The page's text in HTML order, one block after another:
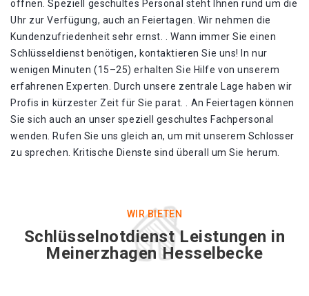
öffnen. Speziell geschultes Personal steht Ihnen rund um die
Uhr zur Verfügung, auch an Feiertagen. Wir nehmen die
Kundenzufriedenheit sehr ernst. . Wann immer Sie einen
Schlüsseldienst benötigen, kontaktieren Sie uns! In nur
wenigen Minuten (15–25) erhalten Sie Hilfe von unserem
erfahrenen Experten. Durch unsere zentrale Lage haben wir
Profis in kürzester Zeit für Sie parat. . An Feiertagen können
Sie sich auch an unser speziell geschultes Fachpersonal
wenden. Rufen Sie uns gleich an, um mit unserem Schlosser
zu sprechen. Kritische Dienste sind überall um Sie herum.
WIR BIETEN
Schlüsselnotdienst Leistungen in
Meinerzhagen Hesselbecke